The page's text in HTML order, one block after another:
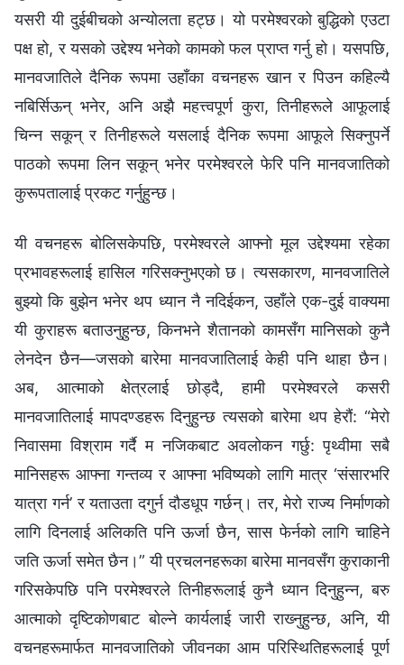
यसरी यी दुईबीचको अन्योलता हट्छ। यो परमेश्‍वरको बुद्धिको एउटा
पक्ष हो, र यसको उद्देश्य भनेको कामको फल प्राप्त गर्नु हो। यसपछि,
मानवजातिले दैनिक रूपमा उहाँका वचनहरू खान र पिउन कहिल्यै
नबिर्सिऊन् भनेर, अनि अझै महत्त्वपूर्ण कुरा, तिनीहरूले आफूलाई
चिन्‍न सकून् र तिनीहरूले यसलाई दैनिक रूपमा आफूले सिक्‍नुपर्ने
पाठको रूपमा लिन सकून् भनेर परमेश्‍वरले फेरि पनि मानवजातिको
कुरूपतालाई प्रकट गर्नुहुन्छ।
यी वचनहरू बोलिसकेपछि, परमेश्‍वरले आफ्‍नो मूल उद्देश्यमा रहेका
प्रभावहरूलाई हासिल गरिसक्‍नुभएको छ। त्यसकारण, मानवजातिले
बुझ्यो कि बुझेन भनेर थप ध्यान नै नदिईकन, उहाँले एक-दुई वाक्यमा
यी कुराहरू बताउनुहुन्छ, किनभने शैतानको कामसँग मानिसको कुनै
लेनदेन छैन—जसको बारेमा मानवजातिलाई केही पनि थाहा छैन।
अब, आत्माको क्षेत्रलाई छोड्दै, हामी परमेश्‍वरले कसरी
मानवजातिलाई मापदण्डहरू दिनुहुन्छ त्यसको बारेमा थप हेरौं: “मेरो
निवासमा विश्राम गर्दै म नजिकबाट अवलोकन गर्छु: पृथ्वीमा सबै
मानिसहरू आफ्‍ना गन्तव्य र आफ्‍ना भविष्यको लागि मात्र ‘संसारभरि
यात्रा गर्न’ र यताउता दगुर्न दौडधूप गर्छन्। तर, मेरो राज्य निर्माणको
लागि दिनलाई अलिकति पनि ऊर्जा छैन, सास फेर्नको लागि चाहिने
जति ऊर्जा समेत छैन।” यी प्रचलनहरूका बारेमा मानवसँग कुराकानी
गरिसकेपछि पनि परमेश्‍वरले तिनीहरूलाई कुनै ध्यान दिनुहुन्‍न, बरु
आत्माको दृष्टिकोणबाट बोल्‍ने कार्यलाई जारी राख्‍नुहुन्छ, अनि, यी
वचनहरूमार्फत मानवजातिको जीवनका आम परिस्‍थितिहरूलाई पूर्ण